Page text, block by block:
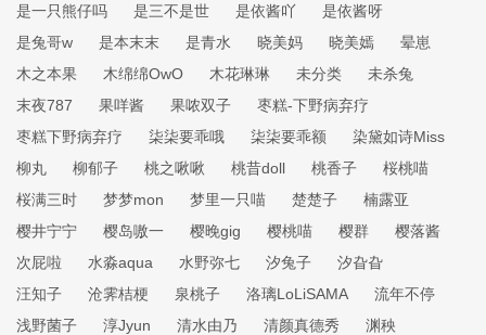
是一只熊仔吗
是三不是世 是依酱吖
是依酱呀
是兔哥w
是本末末 是青水 晓美妈 晓美嫣
晕崽
木之本果
木绵绵OwO 木花琳琳 未分类
未杀兔
末夜787
果咩酱 果哝双子
枣糕-下野病弃疗
枣糕下野病弃疗
柒柒要乖哦 柒柒要乖额
染黛如诗Miss
柳丸
柳郁子 桃之啾啾 桃昔doll 桃香子
桜桃喵
桜满三时
梦梦mon 梦里一只喵 楚楚子
楠露亚
樱井宁宁
樱岛嗷一 樱晚gig 樱桃喵 樱群
樱落酱
次屁啦
水淼aqua 水野弥七 汐兔子
汐旮旮
汪知子
沧霁桔梗 泉桃子 洛璃LoLiSAMA
流年不停
浅野菌子
淳Jyun 清水由乃 清颜真德秀
渊秧